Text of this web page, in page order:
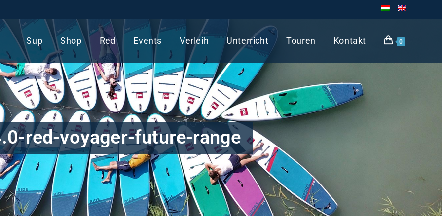
Sup Shop Red Events Verleih Unterricht Touren Kontakt 0
red-voyager-future-range